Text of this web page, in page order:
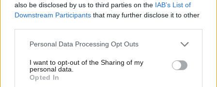
also be disclosed by us to third parties on the IAB’s List of
Downstream Participants that may further disclose it to other
Please note that this website/app uses one or more Google
not limited to your visit or usage behaviour. You may click to
grant or deny consent to Google and its third-party tags to
use your data for below specified purposes in below Google
Personal Data Processing Opt Outs
I want to opt-out of the Sharing of my
personal data.
Opted In
ON NET 13 λ. πριν
αντηλιακό;